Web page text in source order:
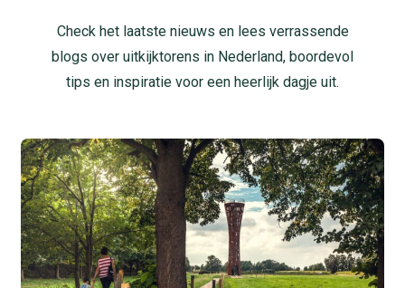
Check het laatste nieuws en lees verrassende
blogs over uitkijktorens in Nederland, boordevol
tips en inspiratie voor een heerlijk dagje uit.